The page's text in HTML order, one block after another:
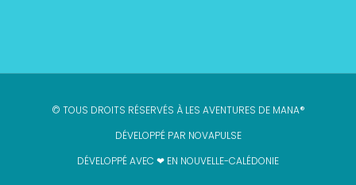
© TOUS DROITS RÉSERVÉS À LES AVENTURES DE MANA®
DÉVELOPPÉ PAR NOVAPULSE
DÉVELOPPÉ AVEC ❤ EN NOUVELLE-CALÉDONIE